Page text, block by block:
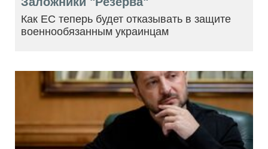
Как ЕС теперь будет отказывать в защите
военнообязанным украинцам